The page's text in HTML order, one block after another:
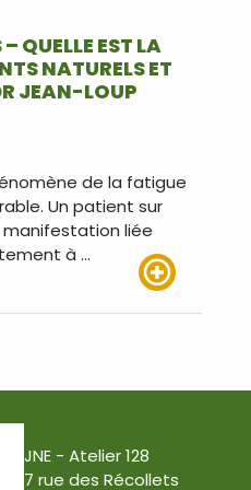
QUELLE EST LA
NATURELS ET
JEAN-LOUP
de la fatigue
Un patient sur
liée
à …
JNE - Atelier 128
7 rue des Récollets